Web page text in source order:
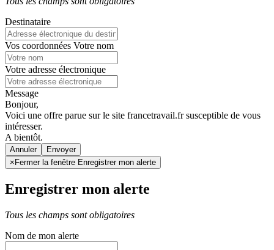
Destinataire
Vos coordonnées Votre nom
Votre adresse électronique
Message
Bonjour,
Voici une offre parue sur le site francetravail.fr susceptible de vous
intéresser.
A bientôt.
Annuler
× Fermer la fenêtre Enregistrer mon alerte
Enregistrer mon alerte
Tous les champs sont obligatoires
Nom de mon alerte